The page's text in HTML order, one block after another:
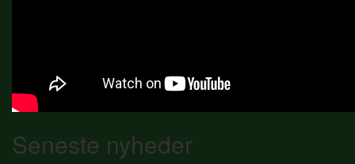
Seneste nyheder